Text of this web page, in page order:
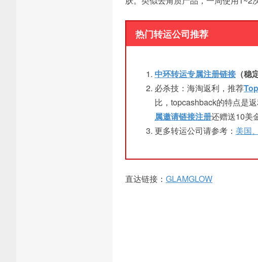
热门转运公司推荐
中环转运专属注册链接（稳
必杀技：海淘返利，推荐
比，topcashback的特点是
属邀请链接注册还赠送10美
更多转运公司请参考： 美国
直达链接： GLAMGLOW